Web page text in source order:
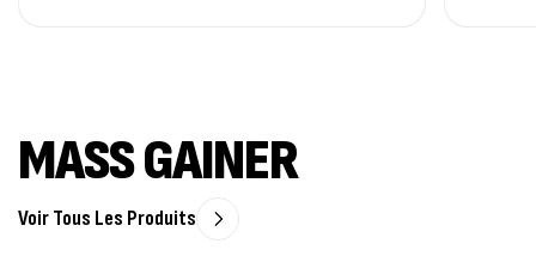
MASS GAINER
Voir Tous Les Produits